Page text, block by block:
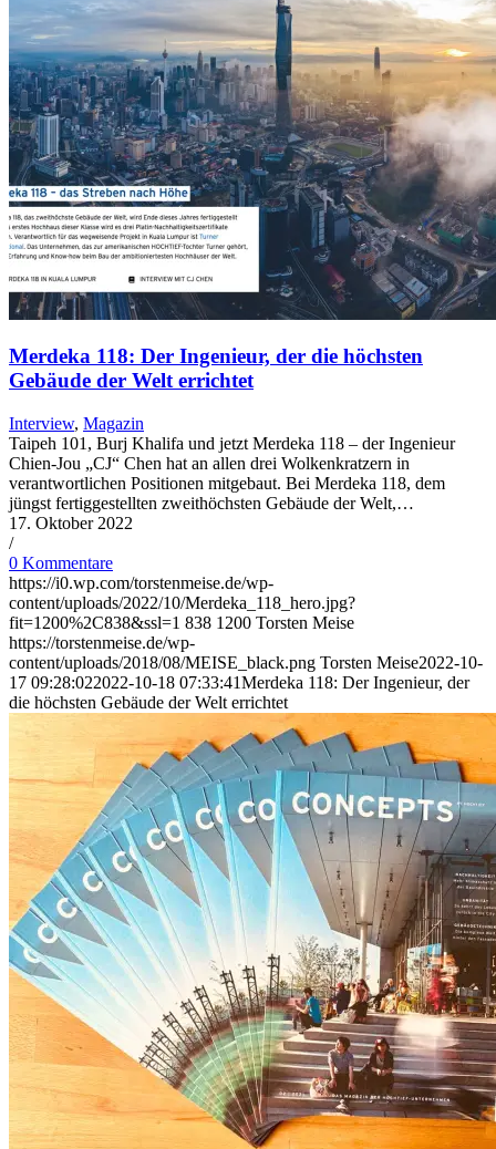
Merdeka 118: Der Ingenieur, der die höchsten
Gebäude der Welt errichtet
Interview, Magazin
Taipeh 101, Burj Khalifa und jetzt Merdeka 118 – der Ingenieur
Chien-Jou „CJ“ Chen hat an allen drei Wolkenkratzern in
verantwortlichen Positionen mitgebaut. Bei Merdeka 118, dem
jüngst fertiggestellten zweithöchsten Gebäude der Welt,…
17. Oktober 2022
/
0 Kommentare
https://i0.wp.com/torstenmeise.de/wp-
content/uploads/2022/10/Merdeka_118_hero.jpg?
fit=1200%2C838&ssl=1 838 1200 Torsten Meise
https://torstenmeise.de/wp-
content/uploads/2018/08/MEISE_black.png Torsten Meise2022-10-
17 09:28:022022-10-18 07:33:41Merdeka 118: Der Ingenieur, der
die höchsten Gebäude der Welt errichtet